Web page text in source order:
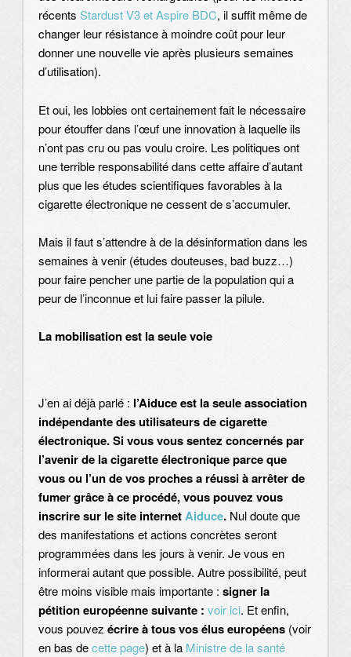
récents Stardust V3 et Aspire BDC, il suffit même de
changer leur résistance à moindre coût pour leur
donner une nouvelle vie après plusieurs semaines
d’utilisation).
Et oui, les lobbies ont certainement fait le nécessaire
pour étouffer dans l’œuf une innovation à laquelle ils
n’ont pas cru ou pas voulu croire. Les politiques ont
une terrible responsabilité dans cette affaire d’autant
plus que les études scientifiques favorables à la
cigarette électronique ne cessent de s’accumuler.
Mais il faut s’attendre à de la désinformation dans les
semaines à venir (études douteuses, bad buzz…)
pour faire pencher une partie de la population qui a
peur de l’inconnue et lui faire passer la pilule.
La mobilisation est la seule voie
J’en ai déjà parlé : l’Aiduce est la seule association
indépendante des utilisateurs de cigarette
électronique. Si vous vous sentez concernés par
l’avenir de la cigarette électronique parce que
vous ou l’un de vos proches a réussi à arrêter de
fumer grâce à ce procédé, vous pouvez vous
inscrire sur le site internetAiduce. Nul doute que
des manifestations et actions concrètes seront
programmées dans les jours à venir. Je vous en
informerai autant que possible. Autre possibilité, peut
être moins visible mais importante : signer la
pétition européenne suivante : voir ici. Et enfin,
vous pouvez écrire à tous vos élus européens (voir
en bas decette page) et à la Ministre de la santé